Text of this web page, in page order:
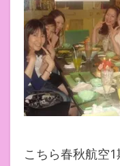
こちら春秋航空